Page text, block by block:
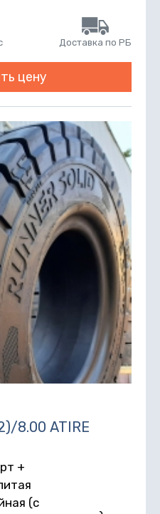
Доставка по РБ
цену
8.00 ATIRE
+
(с